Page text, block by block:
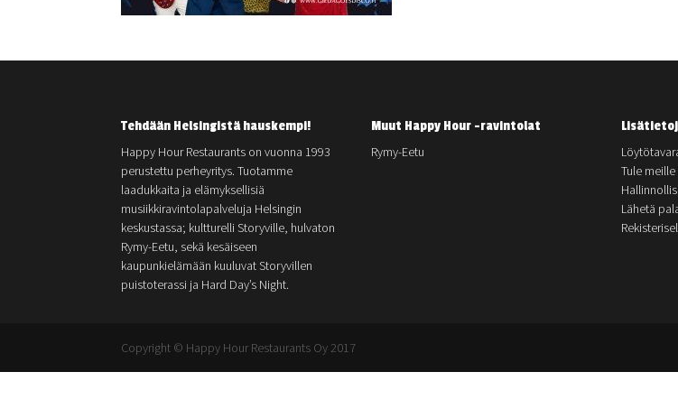
Tehdään Helsingistä hauskempi!
Happy Hour Restaurants on vuonna 1993
perustettu perheyritys. Tuotamme
laadukkaita ja elämyksellisiä
musiikkiravintolapalveluja Helsingin
keskustassa; kultturelli Storyville, hulvaton
Rymy-Eetu, sekä kesäiseen
kaupunkielämään kuuluvat Storyvillen
puistoterassi ja Hard Day’s Night.
Muut Happy Hour -ravintolat
Rymy-Eetu
Tule
Lähetä
Copyright © Happy Hour Restaurants Oy 2017